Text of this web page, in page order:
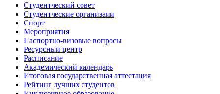
Студентческий совет
Студентческие организаии
Спорт
Мероприятия
Паспортно-визовые вопросы
Ресурсный центр
Расписание
Академический календарь
Итоговая государственная аттестация
Рейтинг лучших студентов